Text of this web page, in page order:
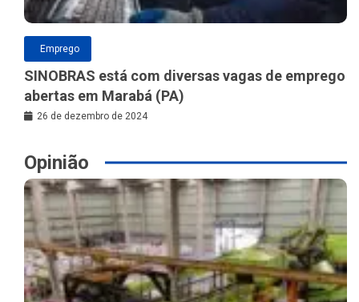
Emprego
SINOBRAS está com diversas vagas de emprego
abertas em Marabá (PA)
26 de dezembro de 2024
Opinião